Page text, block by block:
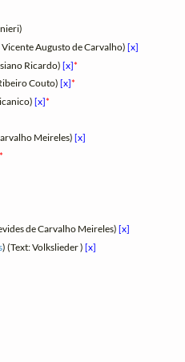
Vicente Augusto de Carvalho)[x]
Ricardo)[x]*
Couto)[x]*
[x]*
Meireles)[x]
*
de Carvalho Meireles)[x]
) (Text: Volkslieder )[x]